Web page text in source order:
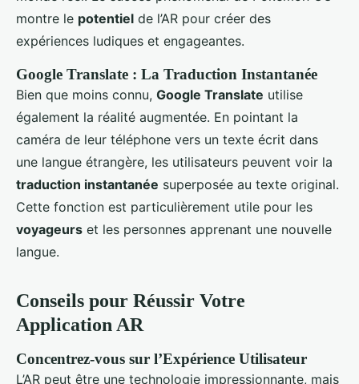
montre le potentiel de l’AR pour créer des
expériences ludiques et engageantes.
Google Translate : La Traduction Instantanée
Bien que moins connu, Google Translate utilise
également la réalité augmentée. En pointant la
caméra de leur téléphone vers un texte écrit dans
une langue étrangère, les utilisateurs peuvent voir la
traduction instantanée superposée au texte original.
Cette fonction est particulièrement utile pour les
voyageurs et les personnes apprenant une nouvelle
langue.
Conseils pour Réussir Votre
Application AR
Concentrez-vous sur l’Expérience Utilisateur
L’AR peut être une technologie impressionnante, mais